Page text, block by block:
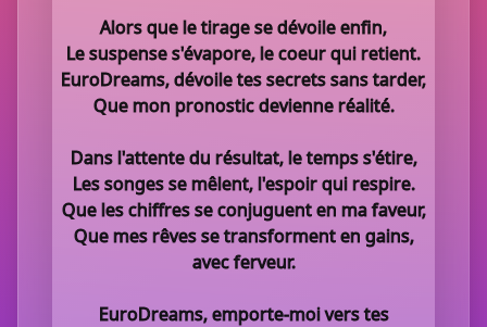
Alors que le tirage se dévoile enfin,
Le suspense s'évapore, le coeur qui retient.
EuroDreams, dévoile tes secrets sans tarder,
Que mon pronostic devienne réalité.
Dans l'attente du résultat, le temps s'étire,
Les songes se mêlent, l'espoir qui respire.
Que les chiffres se conjuguent en ma faveur,
Que mes rêves se transforment en gains,
avec ferveur.
EuroDreams, emporte-moi vers tes